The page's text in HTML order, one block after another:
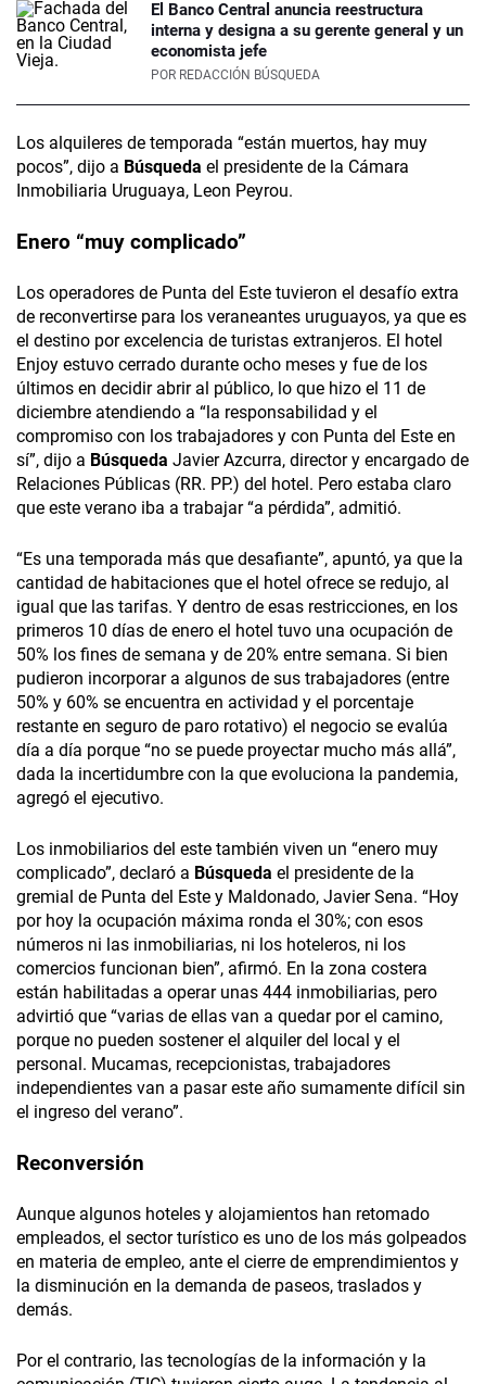
El Banco Central anuncia reestructura
interna y designa a su gerente general y un
economista jefe
POR REDACCIÓN BÚSQUEDA
Los alquileres de temporada “están muertos, hay muy
pocos”, dijo a Búsqueda el presidente de la Cámara
Inmobiliaria Uruguaya, Leon Peyrou.
Enero “muy complicado”
Los operadores de Punta del Este tuvieron el desafío extra
de reconvertirse para los veraneantes uruguayos, ya que es
el destino por excelencia de turistas extranjeros. El hotel
Enjoy estuvo cerrado durante ocho meses y fue de los
últimos en decidir abrir al público, lo que hizo el 11 de
diciembre atendiendo a “la responsabilidad y el
compromiso con los trabajadores y con Punta del Este en
sí”, dijo a Búsqueda Javier Azcurra, director y encargado de
Relaciones Públicas (RR. PP.) del hotel. Pero estaba claro
que este verano iba a trabajar “a pérdida”, admitió.
“Es una temporada más que desafiante”, apuntó, ya que la
cantidad de habitaciones que el hotel ofrece se redujo, al
igual que las tarifas. Y dentro de esas restricciones, en los
primeros 10 días de enero el hotel tuvo una ocupación de
50% los fines de semana y de 20% entre semana. Si bien
pudieron incorporar a algunos de sus trabajadores (entre
50% y 60% se encuentra en actividad y el porcentaje
restante en seguro de paro rotativo) el negocio se evalúa
día a día porque “no se puede proyectar mucho más allá”,
dada la incertidumbre con la que evoluciona la pandemia,
agregó el ejecutivo.
Los inmobiliarios del este también viven un “enero muy
complicado”, declaró a Búsqueda el presidente de la
gremial de Punta del Este y Maldonado, Javier Sena. “Hoy
por hoy la ocupación máxima ronda el 30%; con esos
números ni las inmobiliarias, ni los hoteleros, ni los
comercios funcionan bien”, afirmó. En la zona costera
están habilitadas a operar unas 444 inmobiliarias, pero
advirtió que “varias de ellas van a quedar por el camino,
porque no pueden sostener el alquiler del local y el
personal. Mucamas, recepcionistas, trabajadores
independientes van a pasar este año sumamente difícil sin
el ingreso del verano”.
Reconversión
Aunque algunos hoteles y alojamientos han retomado
empleados, el sector turístico es uno de los más golpeados
en materia de empleo, ante el cierre de emprendimientos y
la disminución en la demanda de paseos, traslados y
demás.
Por el contrario, las tecnologías de la información y la